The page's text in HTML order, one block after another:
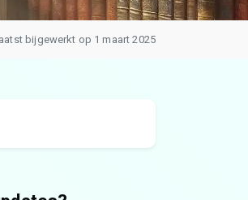
bijgewerkt op 1 maart 2025